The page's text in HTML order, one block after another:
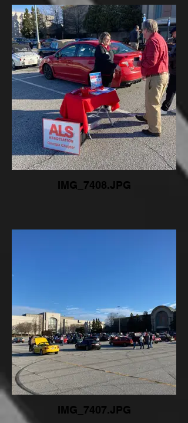
IMG_7408.JPG
IMG_7407.JPG